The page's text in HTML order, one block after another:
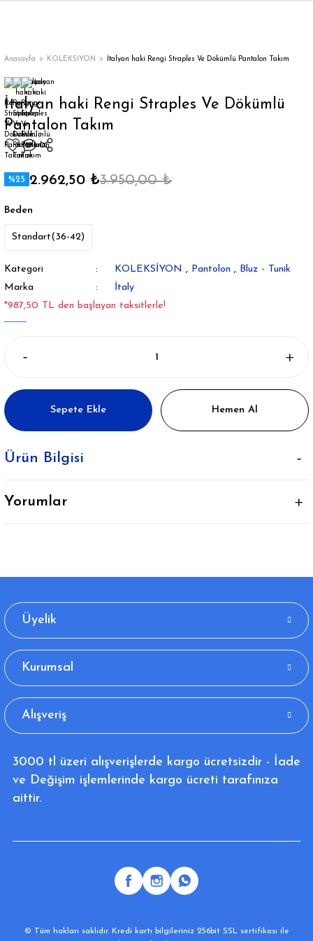
Trençkot
Trençkot
Anasayfa KOLEKSİYON İtalyan haki Rengi Straples Ve Dökümlü Pantalon Takım
İtalyan haki Rengi Straples Ve Dökümlü
Pantalon Takım
%25 2.962,50 ₺3.950,00 ₺
Beden
Standart(36-42)
Kategori KOLEKSİYON , Pantolon , Bluz - Tunik
Marka
İtaly
*987,50 TL den başlayan taksitlerle!
Sepete Ekle Hemen Al
Ürün Bilgisi
Yorumlar
Üyelik
Kurumsal
Alışveriş
3000 tl üzeri alışverişlerde kargo ücretsizdir - İade
ve Değişim işlemlerinde kargo ücreti tarafınıza
aittir.
© Tüm hakları saklıdır. Kredi kartı bilgileriniz 256bit SSL sertifikası ile